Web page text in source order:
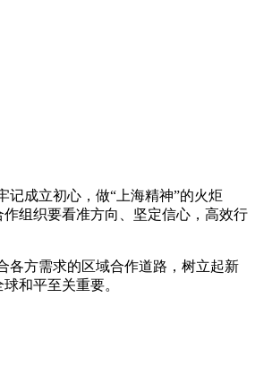
成立初心，做“上海精神”的火炬
组织要看准方向、坚定信心，高效行
各方需求的区域合作道路，树立起新
和平至关重要。